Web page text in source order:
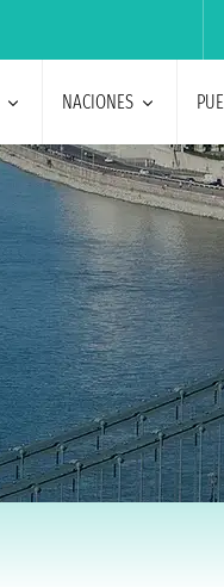
NACIONES